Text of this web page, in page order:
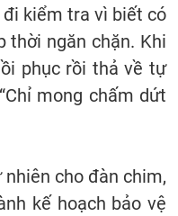
đi kiểm tra vì biết có
thời ngăn chặn. Khi
phục rồi thả về tự
mong chấm dứt
cho đàn chim,
kế hoạch bảo vệ